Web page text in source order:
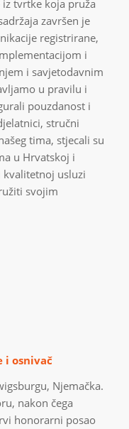
tvrtke koja pruža
završen je
registrirane,
i
i savjetodavnim
u pravilu i
pouzdanost i
stručni
tima, stjecali su
u Hrvatskoj i
kvalitetnoj usluzi
svojim
i osnivač
Njemačka.
nakon čega
honorarni posao